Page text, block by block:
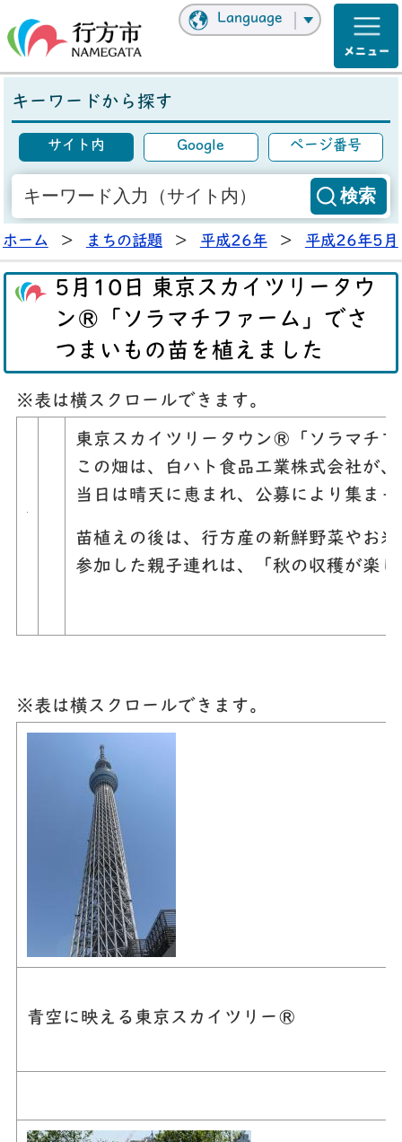
Language
キーワードから探す
サイト内 Google ページ番号
ホーム > まちの話題 > 平成26年 > 平成26年5月
5月10日 東京スカイツリータウ
ン®「ソラマチファーム」でさ
つまいもの苗を植えました
※表は横スクロールできます。
東京スカイツリータウン®「ソラマチ
この畑は、白ハト食品工業株式会社が
当日は晴天に恵まれ、公募により集ま
苗植えの後は、行方産の新鮮野菜やお
参加した親子連れは、「秋の収穫が楽
※表は横スクロールできます。
青空に映える東京スカイツリー®